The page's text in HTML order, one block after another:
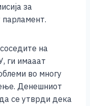
за
парламент.
на
ги имааат
во многу
Денешниот
се утврди дека